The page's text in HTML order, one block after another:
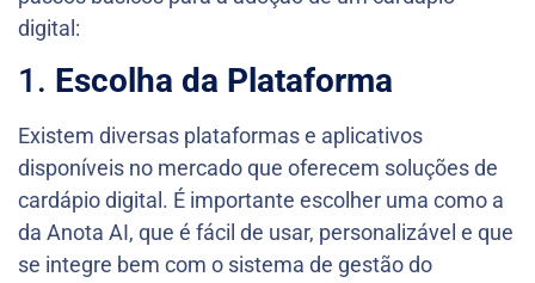
digital:
1. Escolha da Plataforma
Existem diversas plataformas e aplicativos
disponíveis no mercado que oferecem soluções de
cardápio digital. É importante escolher uma como a
da Anota AI, que é fácil de usar, personalizável e que
se integre bem com o sistema de gestão do